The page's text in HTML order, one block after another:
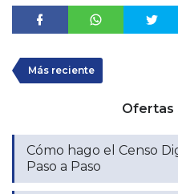
Más reciente
Ofertas
Cómo hago el Censo
Paso a Paso